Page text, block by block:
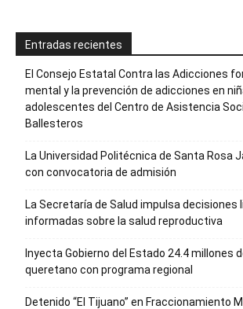
Entradas recientes
El Consejo Estatal Contra las Adicciones
mental y la prevención de adicciones en
adolescentes del Centro de Asistencia
Ballesteros
La Universidad Politécnica de Santa Rosa
con convocatoria de admisión
La Secretaría de Salud impulsa decisiones
informadas sobre la salud reproductiva
Inyecta Gobierno del Estado 24.4 millones
queretano con programa regional
Detenido “El Tijuano” en Fraccionamiento